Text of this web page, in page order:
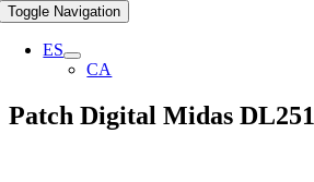
Toggle Navigation
ES
CA
Patch Digital Midas DL251